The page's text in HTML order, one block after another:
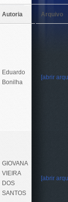
Autoria Arquivo
Eduardo
Bonilha
[abrir
GIOVANA
VIEIRA
DOS
SANTOS
[abrir